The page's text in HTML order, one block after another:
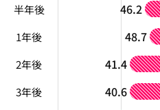
半年後 46.2
1年後 48.7
2年後 41.4
3年後 40.6